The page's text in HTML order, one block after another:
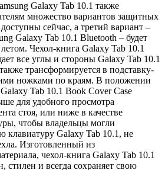
Galaxy Tab 10.1 также
множество вариантов защитных
сейчас, а третий вариант –
Galaxy Tab 10.1 Bluetooth – будет
Чехол-книга Galaxy Tab 10.1
все углы и стороны Galaxy Tab 10.1
трансформируется в подставку-
ножками по краям. В положении
Tab 10.1 Book Cover Case
для удобного просмотра
стоя, или ниже в качестве
чтобы владельцы могли
клавиатуру Galaxy Tab 10.1, не
Изготовленный из
чехол-книга Galaxy Tab 10.1
стилен и всегда сохраняет свою